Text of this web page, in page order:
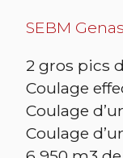
SEBM Genas
2 gros pics
Coulage
Coulage
Coulage